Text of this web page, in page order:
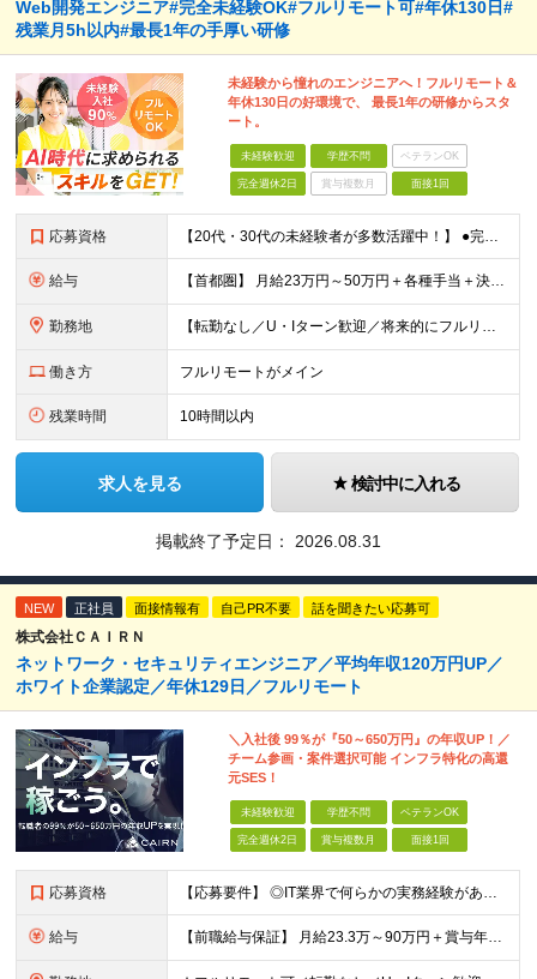
Web開発エンジニア#完全未経験OK#フルリモート可#年休130日#
残業月5h以内#最長1年の手厚い研修
未経験から憧れのエンジニアへ！フルリモート＆
年休130日の好環境で、 最長1年の研修からスタ
ート。
未経験歓迎 学歴不問 ベテランOK
完全週休2日 賞与複数月 面接1回
応募資格 【20代・30代の未経験者が多数活躍中！】 ●完全未経験、第二新卒、既卒、フリーターの方大歓迎！ ●学歴・職歴・転職回数・ブランク一切不問 ※34歳までの方（若年層の長期キャリア形成を図るため） ★
給与 【首都圏】 月給23万円～50万円＋各種手当＋決算賞与 【大阪】 月給22万円～50万円＋各種手当＋決算賞与 【愛知】 月給21.5万円～50万円＋各種手当＋決算賞与 【福岡・宮城】 月給20万
勤務地 【転勤なし／U・Iターン歓迎／将来的にフルリモートOK】 本社（新宿区）、大阪支店、名古屋支店または東京都・神奈川県・千葉県・埼玉県・愛知県・大阪府・福岡県をはじめ、全国のプロジェクト先 ※ご希望を
働き方 フルリモートがメイン
残業時間 10時間以内
求人を見る 検討中に入れる
掲載終了予定日： 2026.08.31
NEW 正社員 面接情報有 自己PR不要 話を聞きたい応募可
株式会社ＣＡＩＲＮ
ネットワーク・セキュリティエンジニア／平均年収120万円UP／
ホワイト企業認定／年休129日／フルリモート
＼入社後 99％が『50～650万円』の年収UP！／
チーム参画・案件選択可能 インフラ特化の高還
元SES！
未経験歓迎 学歴不問 ベテランOK
完全週休2日 賞与複数月 面接1回
応募資格 【応募要件】 ◎IT業界で何らかの実務経験がある方 └2～3ヶ月の実務経験のある方は歓迎します！ 例）PCキッティングやモバイル通信基地局の業務経験者など インフラエンジニアとしてご経験のある方は、
給与 【前職給与保証】 月給23.3万～90万円＋賞与年2回＋インセンティブ ★年収1000万円以上の実績あり！ ※上記月給には月20～30時間分（2万9,300円～21万7,900円）の固定残業代を含み